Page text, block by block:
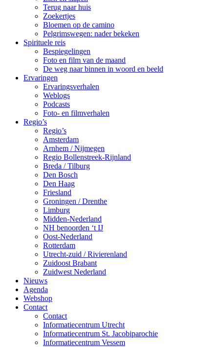
Terug naar huis
Zoekertjes
Bloemen op de camino
Pelgrimswegen: nader bekeken
Spirituele reis
Bespiegelingen
Foto en film van de maand
De weg naar binnen in woord en beeld
Ervaringen
Ervaringsverhalen
Weblogs
Podcasts
Foto- en filmverhalen
Regio’s
Regio’s
Amsterdam
Arnhem / Nijmegen
Regio Bollenstreek-Rijnland
Breda / Tilburg
Den Bosch
Den Haag
Friesland
Groningen / Drenthe
Limburg
Midden-Nederland
NH benoorden ‘t IJ
Oost-Nederland
Rotterdam
Utrecht-zuid / Rivierenland
Zuidoost Brabant
Zuidwest Nederland
Nieuws
Agenda
Webshop
Contact
Contact
Informatiecentrum Utrecht
Informatiecentrum St. Jacobiparochie
Informatiecentrum Vessem